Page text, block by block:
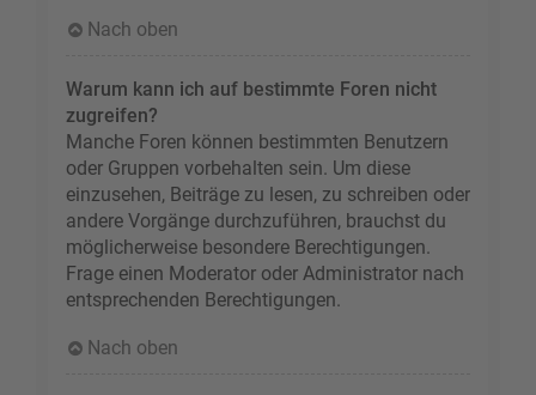
Nach oben
Warum kann ich auf bestimmte Foren nicht
zugreifen?
Manche Foren können bestimmten Benutzern
oder Gruppen vorbehalten sein. Um diese
einzusehen, Beiträge zu lesen, zu schreiben oder
andere Vorgänge durchzuführen, brauchst du
möglicherweise besondere Berechtigungen.
Frage einen Moderator oder Administrator nach
entsprechenden Berechtigungen.
Nach oben